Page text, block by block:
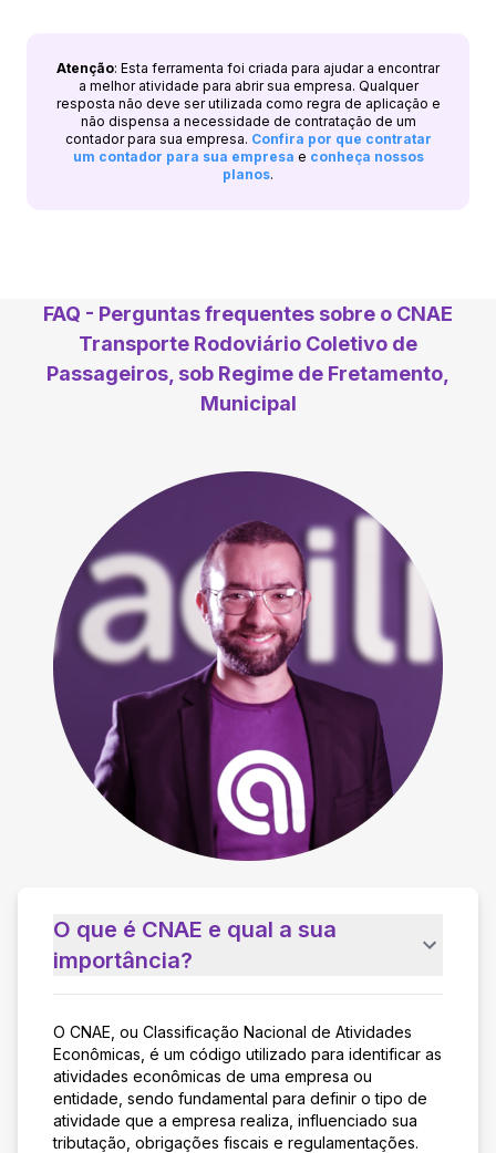
Atenção: Esta ferramenta foi criada para ajudar a encontrar
a melhor atividade para abrir sua empresa. Qualquer
resposta não deve ser utilizada como regra de aplicação e
não dispensa a necessidade de contratação de um
contador para sua empresa. Confira por que contratar
um contador para sua empresa e conheça nossos
planos.
FAQ - Perguntas frequentes sobre o CNAE
Transporte Rodoviário Coletivo de
Passageiros, sob Regime de Fretamento,
Municipal
O que é CNAE e qual a sua
importância?
O CNAE, ou Classificação Nacional de Atividades
Econômicas, é um código utilizado para identificar as
atividades econômicas de uma empresa ou
entidade, sendo fundamental para definir o tipo de
atividade que a empresa realiza, influenciado sua
tributação, obrigações fiscais e regulamentações.